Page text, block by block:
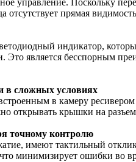
отсутствует прямая
индикатор,
Это является бесспорным
в сложных условиях
в камеру
открывать крышки на
точному контролю
имеют тактильный
минимизирует ошибки во